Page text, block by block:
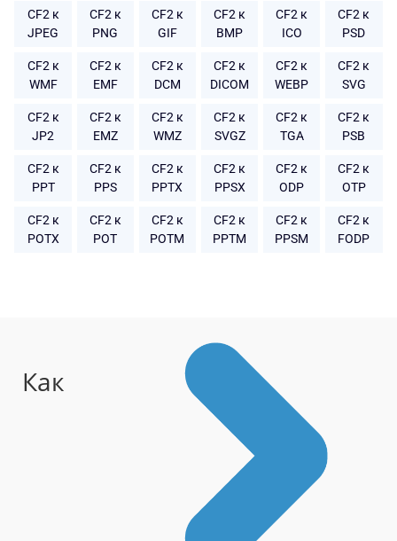
CF2 к
JPEG
CF2 к
PNG
CF2 к
GIF
CF2 к
BMP
CF2 к
ICO
CF2 к
PSD
CF2 к
WMF
CF2 к
EMF
CF2 к
DCM
CF2 к
DICOM
CF2 к
WEBP
CF2 к
SVG
CF2 к
JP2
CF2 к
EMZ
CF2 к
WMZ
CF2 к
SVGZ
CF2 к
TGA
CF2 к
PSB
CF2 к
PPT
CF2 к
PPS
CF2 к
PPTX
CF2 к
PPSX
CF2 к
ODP
CF2 к
OTP
CF2 к
POTX
CF2 к
POT
CF2 к
POTM
CF2 к
PPTM
CF2 к
PPSM
CF2 к
FODP
Как